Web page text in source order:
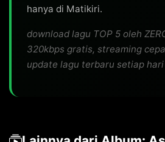
hanya di Matikiri.
download lagu TOP 5 oleh
320kbps gratis, streaming
update lagu terbaru setiap